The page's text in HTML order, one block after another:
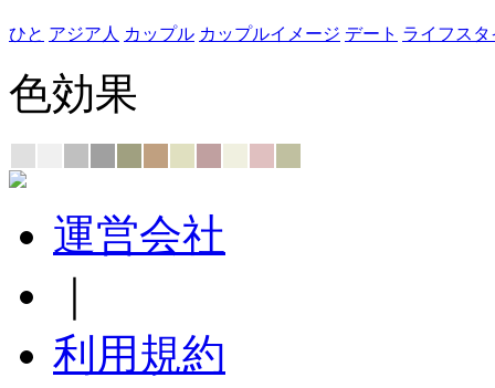
ひと アジア人 カップル カップルイメージ デート ライフスタ
色効果
運営会社
利用規約